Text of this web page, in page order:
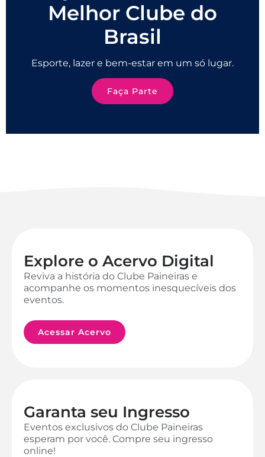
Melhor Clube do
Brasil
Esporte, lazer e bem-estar em um só lugar.
Faça Parte
Explore o Acervo Digital
Reviva a história do Clube Paineiras e
acompanhe os momentos inesquecíveis dos
eventos.
Acessar Acervo
Garanta seu Ingresso
Eventos exclusivos do Clube Paineiras
esperam por você. Compre seu ingresso
online!